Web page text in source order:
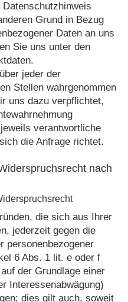
Grund in Bezug
Daten an uns
Sie uns unter den
jeder der
Stellen wahrgenommen
uns dazu verpflichtet,
verantwortliche
die Anfrage richtet.
nach
die sich aus Ihrer
jederzeit gegen die
personenbezogener
6 Abs. 1 lit. e oder f
der Grundlage einer
Interessenabwägung)
dies gilt auch, soweit